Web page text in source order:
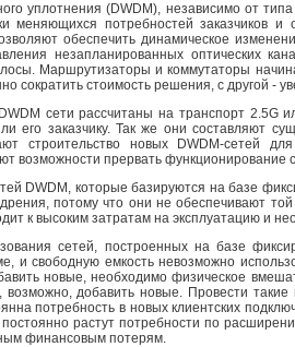
уплотнения (DWDM), независимо от
меняющихся потребностей заказчиков
обеспечить динамическое
незапланированных оптических
Марш­рутизаторы и коммутаторы
сократить стоимость решения, с другой -
сети рассчитаны на транспорт 2.5G
его заказчику. Так же они составляют
строительство новых DWDM-сетей
возможности прервать
DWDM, которые базируются на базе
потому что они не обеспечивают
к высоким затратам на эксплуатацию
сетей, построенных на базе
и свободную емкость невоз­можно
новые, необходимо физическое
добавить новые. Провести
потребность в новых клиентских
растут потребности по
финансовым потерям.